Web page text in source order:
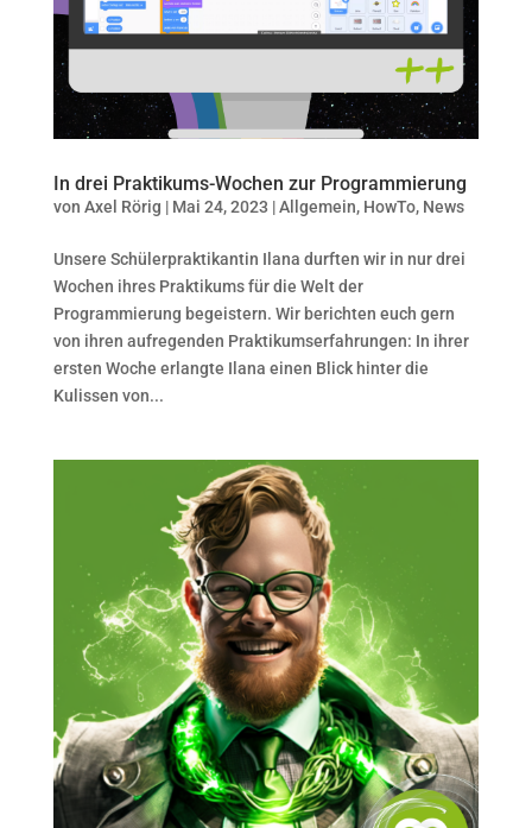
In drei Praktikums-Wochen zur Programmierung
von Axel Rörig | Mai 24, 2023 |Allgemein, HowTo, News
Unsere Schülerpraktikantin Ilana durften wir in nur drei
Wochen ihres Praktikums für die Welt der
Programmierung begeistern. Wir berichten euch gern
von ihren aufregenden Praktikumserfahrungen: In ihrer
ersten Woche erlangte Ilana einen Blick hinter die
Kulissen von...